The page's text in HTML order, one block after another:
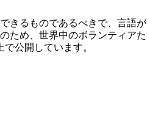
きるものであるべきで、言語が
ため、世界中のボランティアた
公開しています。